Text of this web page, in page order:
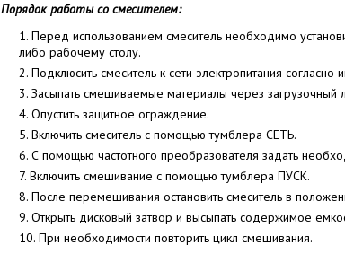
Порядок работы со смесителем:
Перед использованием смеситель необходимо
либо рабочему столу.
Подклюсить смеситель к сети электропитания
Засыпать смешиваемые материалы через загрузочный
Опустить защитное ограждение.
Включить смеситель с помощью тумблера СЕТЬ.
С помощью частотного преобразователя задать
Включить смешивание с помощью тумблера ПУСК.
После перемешивания остановить смеситель в
Открыть дисковый затвор и высыпать содержимое
При необходимости повторить цикл смешивания.